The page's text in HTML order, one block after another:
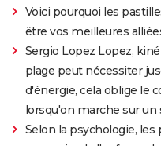
Voici pourquoi les
être vos meilleures
Sergio Lopez Lopez,
plage peut nécessiter
d'énergie, cela oblige le
lorsqu'on marche sur un
Selon la psychologie,